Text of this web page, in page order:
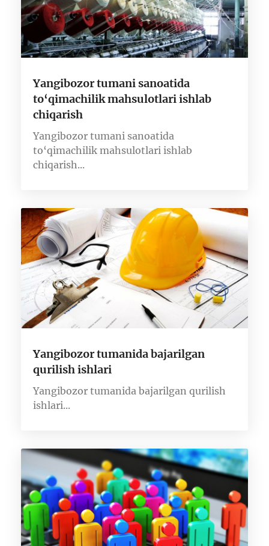
Yangibozor tumani sanoatida
to‘qimachilik mahsulotlari ishlab
chiqarish
Yangibozor tumani sanoatida
to‘qimachilik mahsulotlari ishlab
chiqarish...
Yangibozor tumanida bajarilgan
qurilish ishlari
Yangibozor tumanida bajarilgan qurilish
ishlari...